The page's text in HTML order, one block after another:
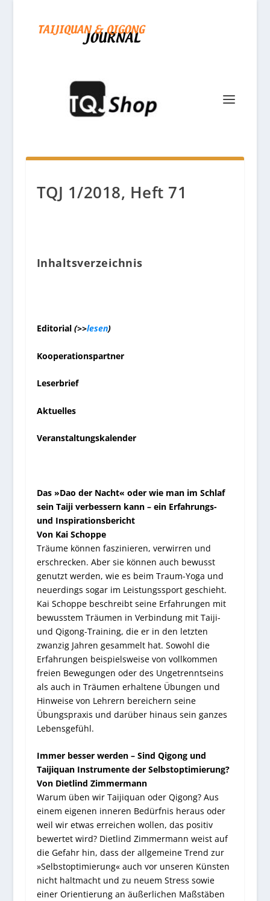
TQJ 1/2018, Heft 71
Inhaltsverzeichnis
Editorial (>>lesen)
Kooperationspartner
Leserbrief
Aktuelles
Veranstaltungskalender
Das »Dao der Nacht« oder wie man im Schlaf
sein Taiji verbessern kann – ein Erfahrungs-
und Inspirationsbericht
Von Kai Schoppe
Träume können faszinieren, verwirren und
erschrecken. Aber sie können auch bewusst
genutzt werden, wie es beim Traum-Yoga und
neuerdings sogar im Leistungssport geschieht.
Kai Schoppe beschreibt seine Erfahrungen mit
bewusstem Träumen in Verbindung mit Taiji-
und Qigong-Training, die er in den letzten
zwanzig Jahren gesammelt hat. Sowohl die
Erfahrungen beispielsweise von vollkommen
freien Bewegungen oder des Ungetrenntseins
als auch in Träumen erhaltene Übungen und
Hinweise von Lehrern bereichern seine
Übungspraxis und darüber hinaus sein ganzes
Lebensgefühl.
Immer besser werden – Sind Qigong und
Taijiquan Instrumente der Selbstoptimierung?
Von Dietlind Zimmermann
Warum üben wir Taijiquan oder Qigong? Aus
einem eigenen inneren Bedürfnis heraus oder
weil wir etwas erreichen wollen, das positiv
bewertet wird? Dietlind Zimmermann weist auf
die Gefahr hin, dass der allgemeine Trend zur
»Selbstoptimierung« auch vor unseren Künsten
nicht haltmacht und zu neuem Stress sowie
einer Orientierung an äußerlichen Maßstäben